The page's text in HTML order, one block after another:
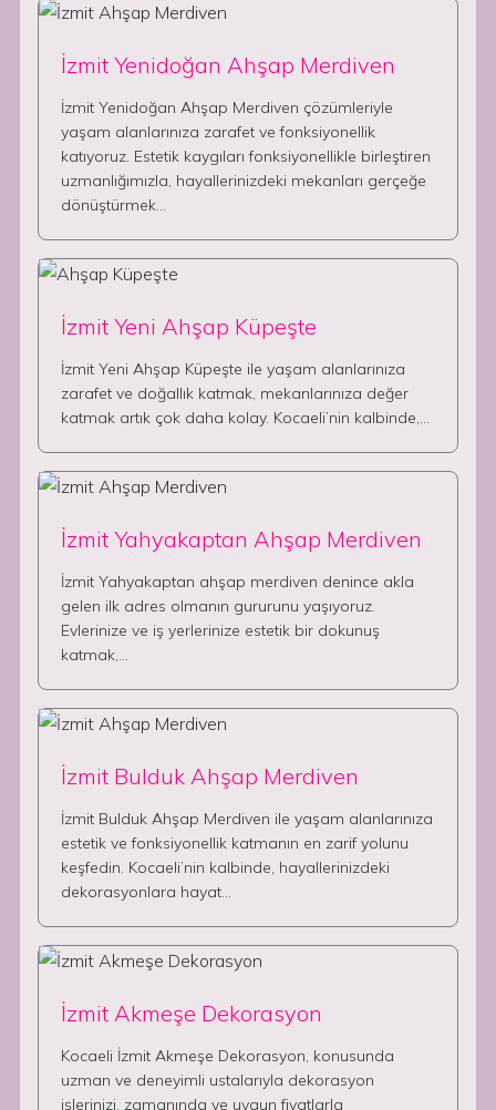
İzmit Yenidoğan Ahşap Merdiven
İzmit Yenidoğan Ahşap Merdiven çözümleriyle
yaşam alanlarınıza zarafet ve fonksiyonellik
katıyoruz. Estetik kaygıları fonksiyonellikle birleştiren
uzmanlığımızla, hayallerinizdeki mekanları gerçeğe
dönüştürmek…
İzmit Yeni Ahşap Küpeşte
İzmit Yeni Ahşap Küpeşte ile yaşam alanlarınıza
zarafet ve doğallık katmak, mekanlarınıza değer
katmak artık çok daha kolay. Kocaeli’nin kalbinde,…
İzmit Yahyakaptan Ahşap Merdiven
İzmit Yahyakaptan ahşap merdiven denince akla
gelen ilk adres olmanın gururunu yaşıyoruz.
Evlerinize ve iş yerlerinize estetik bir dokunuş
katmak,…
İzmit Bulduk Ahşap Merdiven
İzmit Bulduk Ahşap Merdiven ile yaşam alanlarınıza
estetik ve fonksiyonellik katmanın en zarif yolunu
keşfedin. Kocaeli’nin kalbinde, hayallerinizdeki
dekorasyonlara hayat…
İzmit Akmeşe Dekorasyon
Kocaeli İzmit Akmeşe Dekorasyon, konusunda
uzman ve deneyimli ustalarıyla dekorasyon
işlerinizi, zamanında ve uygun fiyatlarla